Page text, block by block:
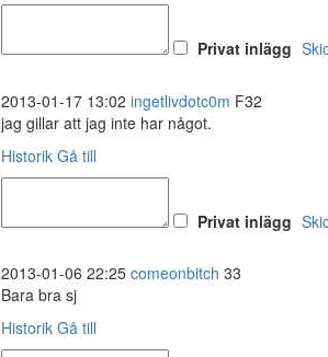
Privat inlägg
2013-01-17 13:02 ingetlivdotc0m F32
jag gillar att jag inte har något.
Historik Gå till
Privat inlägg
2013-01-06 22:25 comeonbitch 33
Bara bra sj
Historik Gå till